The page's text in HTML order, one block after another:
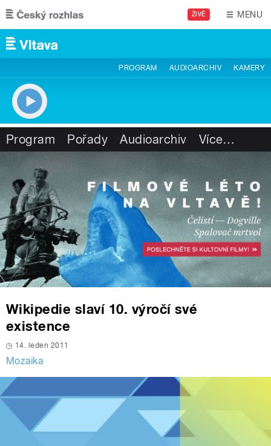
Přejít k hlavnímu obsahu
ŽIVĚ MENU
PROGRAM AUDIOARCHIV KAMERY
Program Pořady Audioarchiv Více…
Wikipedie slaví 10. výročí své
existence
14. leden 2011
Mozaika